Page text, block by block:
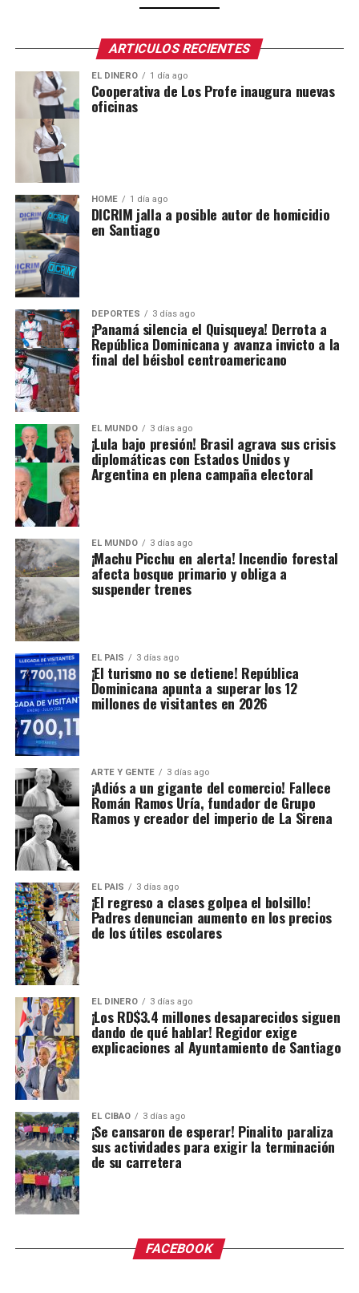
ARTICULOS RECIENTES
EL DINERO 1 día ago
Cooperativa de Los Profe inaugura nuevas
oficinas
HOME 1 día ago
DICRIM jalla a posible autor de homicidio
en Santiago
DEPORTES 3 días ago
¡Panamá silencia el Quisqueya! Derrota a
República Dominicana y avanza invicto a la
final del béisbol centroamericano
EL MUNDO 3 días ago
¡Lula bajo presión! Brasil agrava sus crisis
diplomáticas con Estados Unidos y
Argentina en plena campaña electoral
EL MUNDO 3 días ago
¡Machu Picchu en alerta! Incendio forestal
afecta bosque primario y obliga a
suspender trenes
EL PAIS 3 días ago
¡El turismo no se detiene! República
Dominicana apunta a superar los 12
millones de visitantes en 2026
ARTE Y GENTE 3 días ago
¡Adiós a un gigante del comercio! Fallece
Román Ramos Uría, fundador de Grupo
Ramos y creador del imperio de La Sirena
EL PAIS 3 días ago
¡El regreso a clases golpea el bolsillo!
Padres denuncian aumento en los precios
de los útiles escolares
EL DINERO 3 días ago
¡Los RD$3.4 millones desaparecidos siguen
dando de qué hablar! Regidor exige
explicaciones al Ayuntamiento de Santiago
EL CIBAO 3 días ago
¡Se cansaron de esperar! Pinalito paraliza
sus actividades para exigir la terminación
de su carretera
FACEBOOK